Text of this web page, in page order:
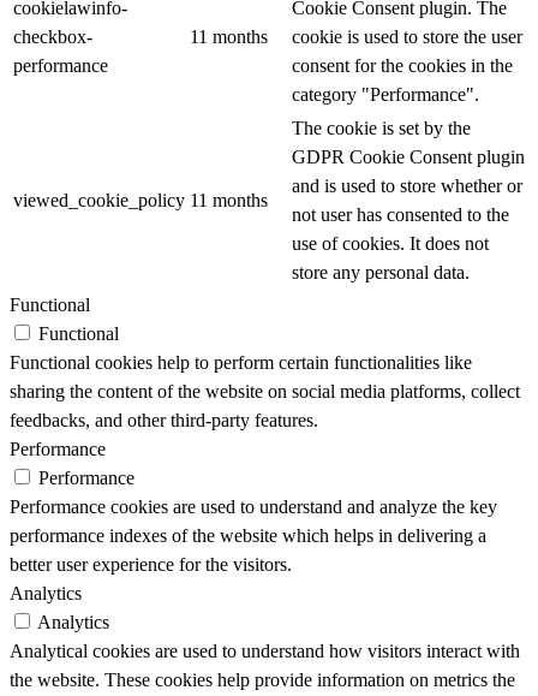
cookielawinfo-
checkbox-
performance
11 months
Cookie Consent plugin. The
cookie is used to store the user
consent for the cookies in the
category "Performance".
viewed_cookie_policy 11 months
The cookie is set by the
GDPR Cookie Consent plugin
and is used to store whether or
not user has consented to the
use of cookies. It does not
store any personal data.
Functional
Functional
Functional cookies help to perform certain functionalities like
sharing the content of the website on social media platforms, collect
feedbacks, and other third-party features.
Performance
Performance
Performance cookies are used to understand and analyze the key
performance indexes of the website which helps in delivering a
better user experience for the visitors.
Analytics
Analytics
Analytical cookies are used to understand how visitors interact with
the website. These cookies help provide information on metrics the